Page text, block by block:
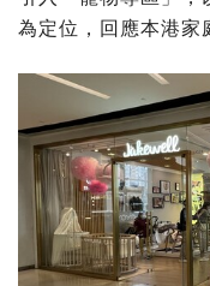
為定位，回應本港家